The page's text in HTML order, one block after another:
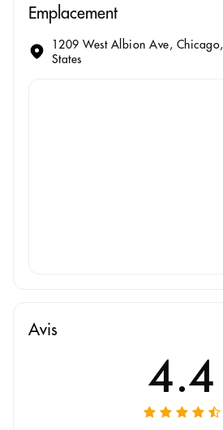
Emplacement
1209 West Albion Ave,
States
Avis
4.4